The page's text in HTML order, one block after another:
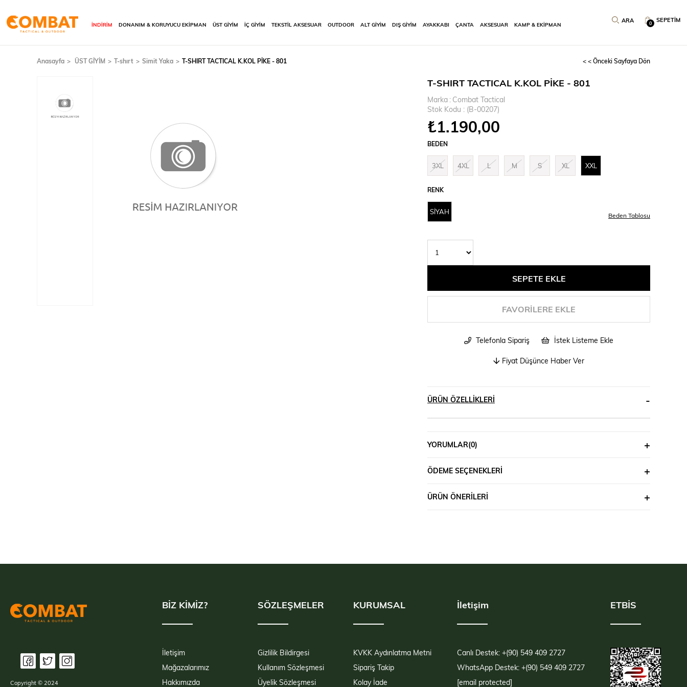
SEPETIM
0
İNDİRİM DONANIM & KORUYUCU EKİPMAN ÜST GİYİM İÇ GİYİM TEKSTİL AKSESUAR OUTDOOR ALT GİYİM DIŞ GİYİM AYAKKABI ÇANTA AKSESUAR KAMP & EKİPMAN
Anasayfa ÜST GİYİM T-shırt Simit Yaka T-SHIRT TACTICAL K.KOL PİKE - 801 < < Önceki Sayfaya Dön
T-SHIRT TACTICAL K.KOL PİKE - 801
Marka : Combat Tactical
Stok Kodu
(B-00207)
₺1.190,00
BEDEN
3XL 4XL L M S XL XXL
RENK
SİYAH Beden Tablosu
FAVORILERE EKLE
Telefonla Sipariş İstek Listeme Ekle
Fiyat Düşünce Haber Ver
ÜRÜN ÖZELLIKLERI
YORUMLAR(0)
ÖDEME SEÇENEKLERI
ÜRÜN ÖNERILERI
BİZ KİMİZ?
İletişim
Mağazalarımız
Hakkımızda
SÖZLEŞMELER
Gizlilik Bildirgesi
Kullanım Sözleşmesi
Üyelik Sözleşmesi
KURUMSAL
KVKK Aydınlatma Metni
Sipariş Takip
Kolay İade
İletişim
Canlı Destek: +(90) 549 409 2727
WhatsApp Destek: +(90) 549 409 2727
[email protected]
ETBİS
Copyright © 2024